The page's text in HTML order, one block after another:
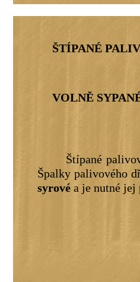
ŠTÍPANÉ
VOLNĚ
Štípané palivové
Špalky palivového
syrové a je nutné jej